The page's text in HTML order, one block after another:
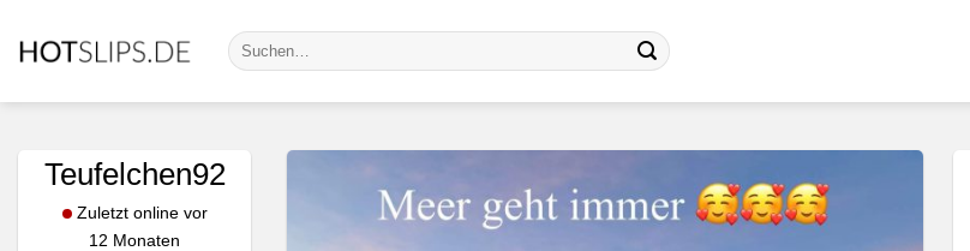
Inhalt
Suche
nach:
Teufelchen92
Zuletzt online vor
12 Monaten